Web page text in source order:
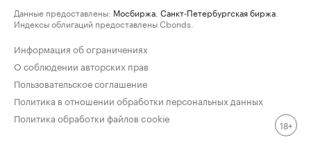
Данные предоставлены: Мосбиржа Санкт-Петербургская биржа
Индексы облигаций предоставлены Cbonds.
Информация об ограничениях
О соблюдении авторских прав
Пользовательское соглашение
Политика в отношении обработки персональных данных
Политика обработки файлов cookie
18+